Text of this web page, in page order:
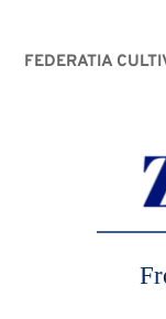
FEDERATIA